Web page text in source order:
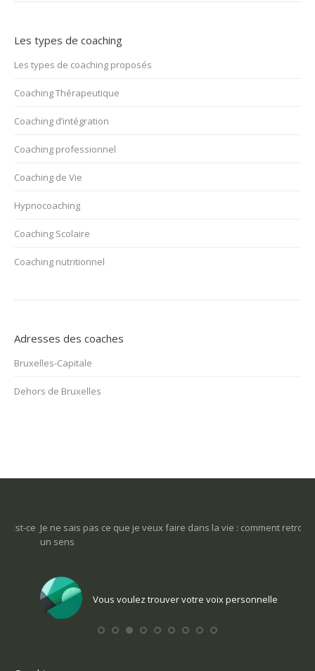
Les types de coaching
Les types de coaching proposés
Coaching Thérapeutique
Coaching d’intégration
Coaching professionnel
Coaching de Vie
Hypnocoaching
Coaching Scolaire
Coaching nutritionnel
Adresses des coaches
Bruxelles-Capitale
Dehors de Bruxelles
Je ne sais pas ce que je veux faire dans la vie : comment retrouver
un sens
Vous voulez trouver votre voix personnelle